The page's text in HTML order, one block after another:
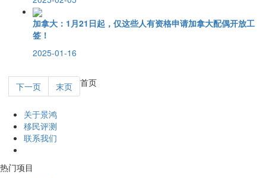
加拿大：1月21日起，仅这些人有资格申请加拿大配偶开放工
签！
2025-01-16
首页
下一页 末页
关于景鸿
移民评测
联系我们
热门项目